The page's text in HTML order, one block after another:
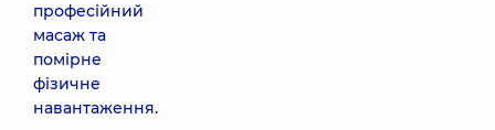
професійний
масаж та
помірне
фізичне
навантаження.